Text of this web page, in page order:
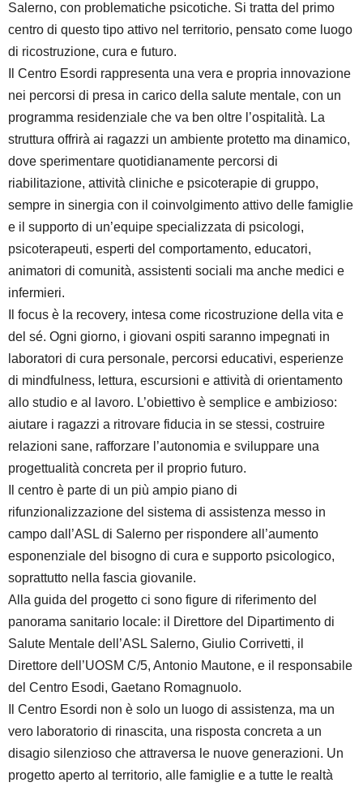
Salerno, con problematiche psicotiche. Si tratta del primo
centro di questo tipo attivo nel territorio, pensato come luogo
di ricostruzione, cura e futuro.
Il Centro Esordi rappresenta una vera e propria innovazione
nei percorsi di presa in carico della salute mentale, con un
programma residenziale che va ben oltre l’ospitalità. La
struttura offrirà ai ragazzi un ambiente protetto ma dinamico,
dove sperimentare quotidianamente percorsi di
riabilitazione, attività cliniche e psicoterapie di gruppo,
sempre in sinergia con il coinvolgimento attivo delle famiglie
e il supporto di un’equipe specializzata di psicologi,
psicoterapeuti, esperti del comportamento, educatori,
animatori di comunità, assistenti sociali ma anche medici e
infermieri.
Il focus è la recovery, intesa come ricostruzione della vita e
del sé. Ogni giorno, i giovani ospiti saranno impegnati in
laboratori di cura personale, percorsi educativi, esperienze
di mindfulness, lettura, escursioni e attività di orientamento
allo studio e al lavoro. L’obiettivo è semplice e ambizioso:
aiutare i ragazzi a ritrovare fiducia in se stessi, costruire
relazioni sane, rafforzare l’autonomia e sviluppare una
progettualità concreta per il proprio futuro.
Il centro è parte di un più ampio piano di
rifunzionalizzazione del sistema di assistenza messo in
campo dall’ASL di Salerno per rispondere all’aumento
esponenziale del bisogno di cura e supporto psicologico,
soprattutto nella fascia giovanile.
Alla guida del progetto ci sono figure di riferimento del
panorama sanitario locale: il Direttore del Dipartimento di
Salute Mentale dell’ASL Salerno, Giulio Corrivetti, il
Direttore dell’UOSM C/5, Antonio Mautone, e il responsabile
del Centro Esodi, Gaetano Romagnuolo.
Il Centro Esordi non è solo un luogo di assistenza, ma un
vero laboratorio di rinascita, una risposta concreta a un
disagio silenzioso che attraversa le nuove generazioni. Un
progetto aperto al territorio, alle famiglie e a tutte le realtà